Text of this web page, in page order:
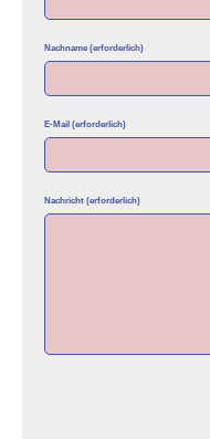
Nachname (erforderlich)
E-Mail (erforderlich)
Nachricht (erforderlich)